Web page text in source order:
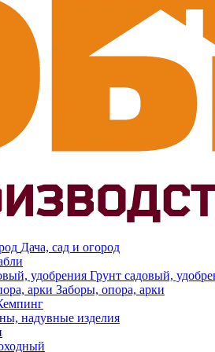
Дача, сад и огород
Грунт садовый,
Заборы, опора, арки
надувные изделия